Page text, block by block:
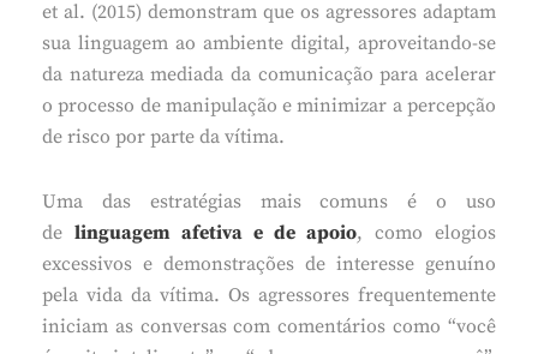
et al. (2015) demonstram que os agressores adaptam
sua linguagem ao ambiente digital, aproveitando-se
da natureza mediada da comunicação para acelerar
o processo de manipulação e minimizar a percepção
de risco por parte da vítima.
Uma das estratégias mais comuns é o uso
de linguagem afetiva e de apoio, como elogios
excessivos e demonstrações de interesse genuíno
pela vida da vítima. Os agressores frequentemente
iniciam as conversas com comentários como “você